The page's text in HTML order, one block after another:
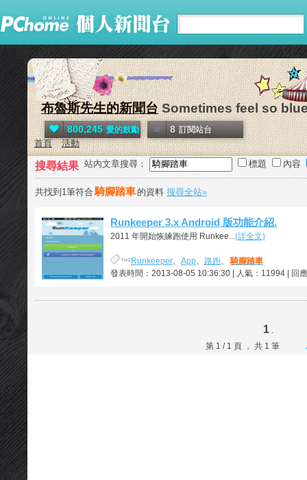
布魯斯先生的新聞台 Sometimes feel so
800,245 愛的鼓勵 8 訂閱站台
首頁 活動
搜尋結果 站內文章搜尋： 標題 內容
共找到1筆符合 騎腳踏車 的資料 搜尋全站»
Runkeeper 3.x Android 版功能介紹.
2011 年開始恢練跑使用 Runkee...(詳全文)
Runkeeper、 App、 路跑、
騎腳踏車
發表時間：2013-08-05 10:36:30 | 人氣：11994 | 回
1 .
第 1 / 1 頁 ， 共 1 筆